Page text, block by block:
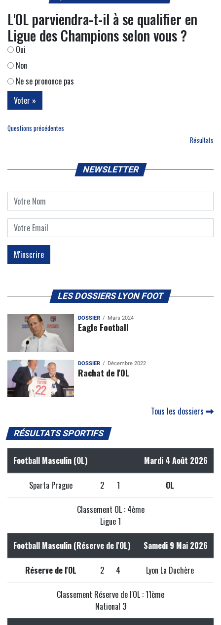
L'OL parviendra-t-il à se qualifier en
Ligue des Champions selon vous ?
Oui
Non
Ne se prononce pas
Questions précédentes
Résultats
NEWSLETTER
LES DOSSIERS LYON FOOT
DOSSIER Mars 2024
Eagle Football
DOSSIER Décembre 2022
Rachat de l'OL
Tous les dossiers
RÉSULTATS SPORTIFS
Football Masculin (OL) Mardi 4 Août 2026
Sparta Prague 2 1 OL
Classement OL : 4ème
Ligue 1
Football Masculin (Réserve de l'OL) Samedi 9 Mai 2026
Réserve de l'OL 2 4 Lyon La Duchère
Classement Réserve de l'OL : 11ème
National 3